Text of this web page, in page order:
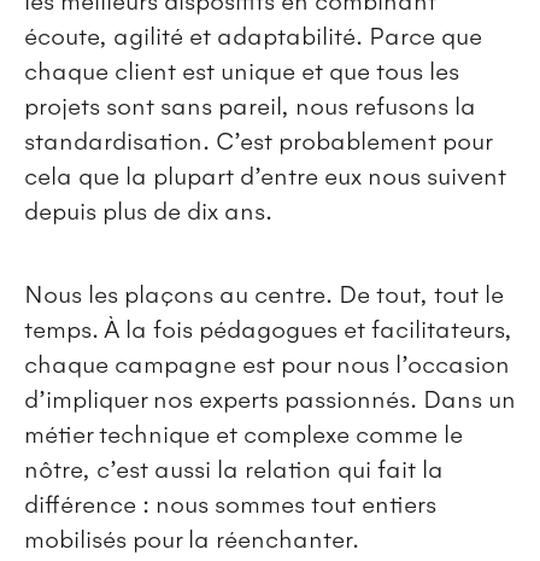
écoute, agilité et adaptabilité. Parce que
chaque client est unique et que tous les
projets sont sans pareil, nous refusons la
standardisation. C’est probablement pour
cela que la plupart d’entre eux nous suivent
depuis plus de dix ans.
Nous les plaçons au centre. De tout, tout le
temps. À la fois pédagogues et facilitateurs,
chaque campagne est pour nous l’occasion
d’impliquer nos experts passionnés. Dans un
métier technique et complexe comme le
nôtre, c’est aussi la relation qui fait la
différence : nous sommes tout entiers
mobilisés pour la réenchanter.